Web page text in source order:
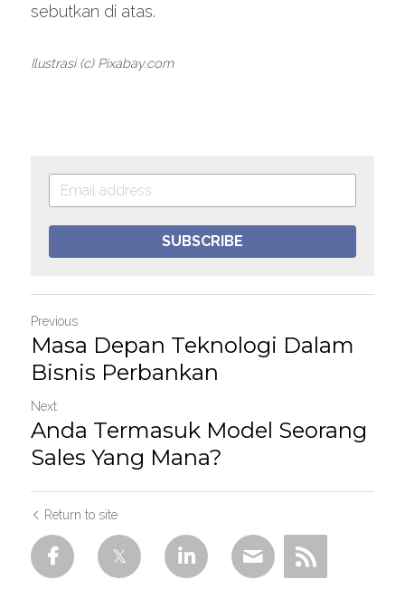
sebutkan di atas.
Ilustrasi (c) Pixabay.com
SUBSCRIBE
Previous
Masa Depan Teknologi Dalam
Bisnis Perbankan
Next
Anda Termasuk Model Seorang
Sales Yang Mana?
Return to site